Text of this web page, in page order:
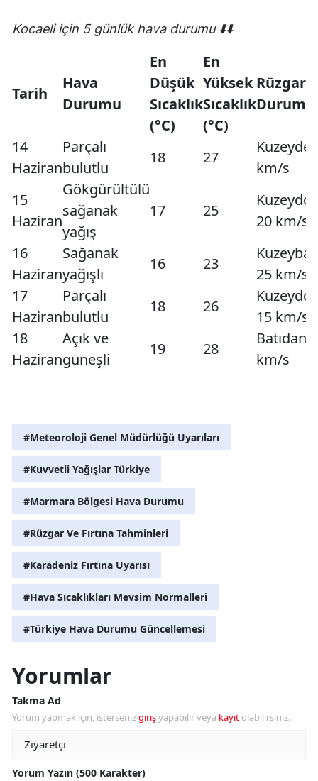
Kocaeli için 5 günlük hava durumu ⬇️⬇️
Tarih
Hava
Durumu
En
Düşük
Sıcaklık
(°C)
En
Yüksek
Sıcaklık
(°C)
Rüzgar
Durumu
14
Haziran
Parçalı
bulutlu
18 27
km/s
15
Haziran
Gökgürültülü
sağanak
yağış
17 25
20 km/s
16
Haziran
Sağanak
yağışlı
16 23
25 km/s
17
Haziran
Parçalı
bulutlu
18 26
15 km/s
18
Haziran
Açık ve
güneşli
19 28
Batıdan
km/s
#Meteoroloji Genel Müdürlüğü Uyarıları
#Kuvvetli Yağışlar Türkiye
#Marmara Bölgesi Hava Durumu
#Rüzgar Ve Fırtına Tahminleri
#Karadeniz Fırtına Uyarısı
#Hava Sıcaklıkları Mevsim Normalleri
#Türkiye Hava Durumu Güncellemesi
Yorumlar
Takma Ad
Yorum yapmak için, istersenizgirişyapabilir veya kayıt olabilirsiniz.
Yorum Yazın (500 Karakter)